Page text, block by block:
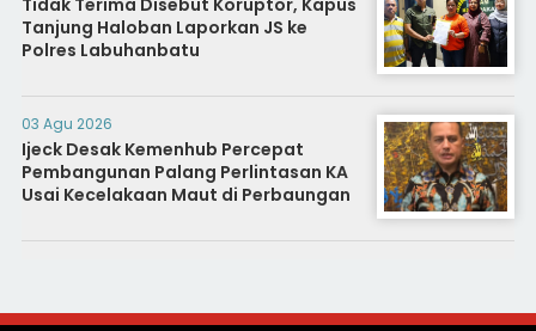
Tidak Terima Disebut Koruptor, Kapus
Tanjung Haloban Laporkan JS ke
Polres Labuhanbatu
03 Agu 2026
Ijeck Desak Kemenhub Percepat
Pembangunan Palang Perlintasan KA
Usai Kecelakaan Maut di Perbaungan